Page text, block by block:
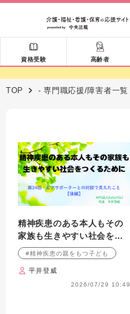
資格受験 高齢者
TOP - 専門職応援/障害者一覧
精神疾患のある本人もその
家族も生きやすい社会をつ
くるために 第34回：ピア
サポーターとの対談で見え
たこと【後編】
#精神疾患の親をもつ子ども
平井登威
2026/07/29 10:49